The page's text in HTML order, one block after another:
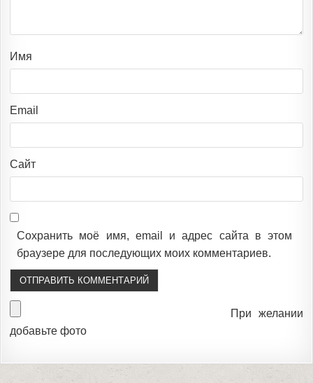
Имя
Email
Сайт
Сохранить моё имя, email и адрес сайта в этом
браузере для последующих моих комментариев.
При желании
добавьте фото